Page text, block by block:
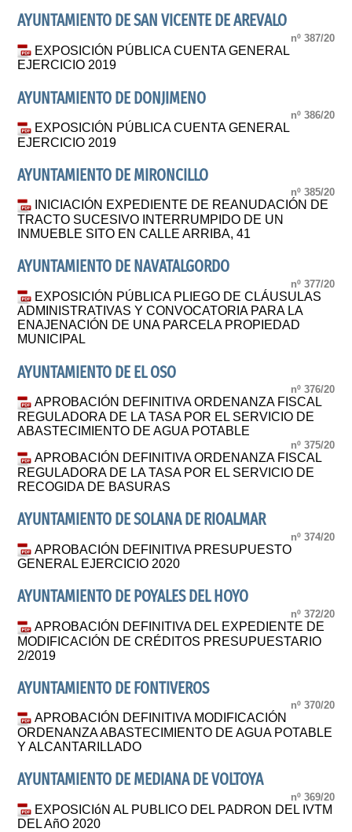
AYUNTAMIENTO DE SAN VICENTE DE AREVALO
nº 387/20
EXPOSICIÓN PÚBLICA CUENTA GENERAL
EJERCICIO 2019
AYUNTAMIENTO DE DONJIMENO
nº 386/20
EXPOSICIÓN PÚBLICA CUENTA GENERAL
EJERCICIO 2019
AYUNTAMIENTO DE MIRONCILLO
nº 385/20
INICIACIÓN EXPEDIENTE DE REANUDACIÓN DE
TRACTO SUCESIVO INTERRUMPIDO DE UN
INMUEBLE SITO EN CALLE ARRIBA, 41
AYUNTAMIENTO DE NAVATALGORDO
nº 377/20
EXPOSICIÓN PÚBLICA PLIEGO DE CLÁUSULAS
ADMINISTRATIVAS Y CONVOCATORIA PARA LA
ENAJENACIÓN DE UNA PARCELA PROPIEDAD
MUNICIPAL
AYUNTAMIENTO DE EL OSO
nº 376/20
APROBACIÓN DEFINITIVA ORDENANZA FISCAL
REGULADORA DE LA TASA POR EL SERVICIO DE
ABASTECIMIENTO DE AGUA POTABLE
nº 375/20
APROBACIÓN DEFINITIVA ORDENANZA FISCAL
REGULADORA DE LA TASA POR EL SERVICIO DE
RECOGIDA DE BASURAS
AYUNTAMIENTO DE SOLANA DE RIOALMAR
nº 374/20
APROBACIÓN DEFINITIVA PRESUPUESTO
GENERAL EJERCICIO 2020
AYUNTAMIENTO DE POYALES DEL HOYO
nº 372/20
APROBACIÓN DEFINITIVA DEL EXPEDIENTE DE
MODIFICACIÓN DE CRÉDITOS PRESUPUESTARIO
2/2019
AYUNTAMIENTO DE FONTIVEROS
nº 370/20
APROBACIÓN DEFINITIVA MODIFICACIÓN
ORDENANZA ABASTECIMIENTO DE AGUA POTABLE
Y ALCANTARILLADO
AYUNTAMIENTO DE MEDIANA DE VOLTOYA
nº 369/20
EXPOSICIóN AL PUBLICO DEL PADRON DEL IVTM
DEL AñO 2020